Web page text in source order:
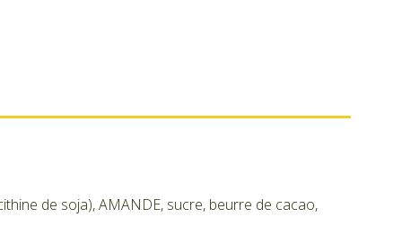
de soja), AMANDE, sucre, beurre de cacao,